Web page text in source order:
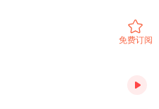
免费订阅